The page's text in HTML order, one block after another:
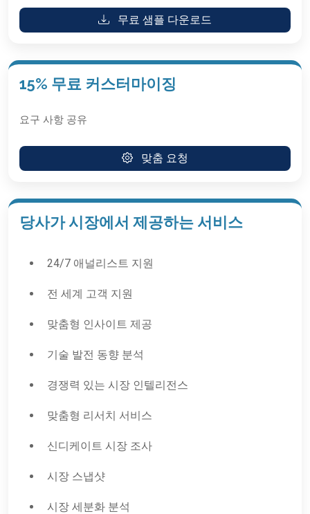
무료 샘플 다운로드
15% 무료 커스터마이징
요구 사항 공유
맞춤 요청
당사가 시장에서 제공하는 서비스
24/7 애널리스트 지원
전 세계 고객 지원
맞춤형 인사이트 제공
기술 발전 동향 분석
경쟁력 있는 시장 인텔리전스
맞춤형 리서치 서비스
신디케이트 시장 조사
시장 스냅샷
시장 세분화 분석